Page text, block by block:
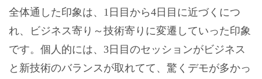
全体通した印象は、1日目から4日目に近づくにつ
れ、ビジネス寄り～技術寄りに変遷していった印象
です。個人的には、3日目のセッションがビジネス
と新技術のバランスが取れてて、驚くデモが多かっ